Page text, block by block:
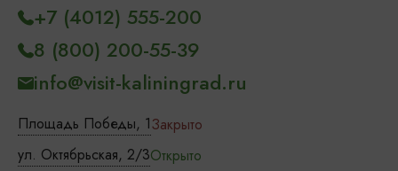
Площадь Победы, 1Закрыто
ул. Октябрьская, 2/3Открыто
+7 (4012) 555-200
8 (800) 200-55-39
info@visit-kaliningrad.ru